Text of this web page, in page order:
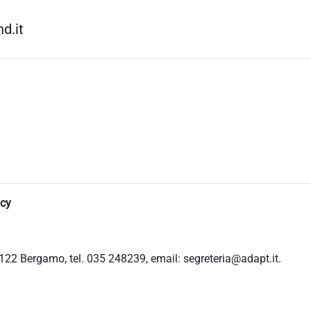
Bergamo, tel. 035 248239, email: segreteria@adapt.it.